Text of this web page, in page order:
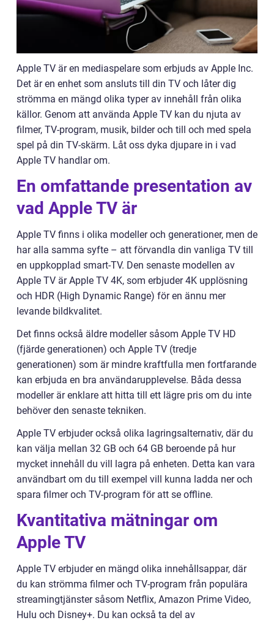
Apple TV är en mediaspelare som erbjuds av Apple Inc.
Det är en enhet som ansluts till din TV och låter dig
strömma en mängd olika typer av innehåll från olika
källor. Genom att använda Apple TV kan du njuta av
filmer, TV-program, musik, bilder och till och med spela
spel på din TV-skärm. Låt oss dyka djupare in i vad
Apple TV handlar om.
En omfattande presentation av
vad Apple TV är
Apple TV finns i olika modeller och generationer, men de
har alla samma syfte – att förvandla din vanliga TV till
en uppkopplad smart-TV. Den senaste modellen av
Apple TV är Apple TV 4K, som erbjuder 4K upplösning
och HDR (High Dynamic Range) för en ännu mer
levande bildkvalitet.
Det finns också äldre modeller såsom Apple TV HD
(fjärde generationen) och Apple TV (tredje
generationen) som är mindre kraftfulla men fortfarande
kan erbjuda en bra användarupplevelse. Båda dessa
modeller är enklare att hitta till ett lägre pris om du inte
behöver den senaste tekniken.
Apple TV erbjuder också olika lagringsalternativ, där du
kan välja mellan 32 GB och 64 GB beroende på hur
mycket innehåll du vill lagra på enheten. Detta kan vara
användbart om du till exempel vill kunna ladda ner och
spara filmer och TV-program för att se offline.
Kvantitativa mätningar om
Apple TV
Apple TV erbjuder en mängd olika innehållsappar, där
du kan strömma filmer och TV-program från populära
streamingtjänster såsom Netflix, Amazon Prime Video,
Hulu och Disney+. Du kan också ta del av